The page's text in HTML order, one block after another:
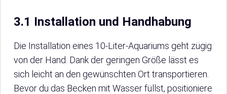
3.1 Installation und Handhabung
Die Installation eines 10-Liter-Aquariums geht zügig
von der Hand. Dank der geringen Größe lässt es
sich leicht an den gewünschten Ort transportieren.
Bevor du das Becken mit Wasser füllst, positioniere